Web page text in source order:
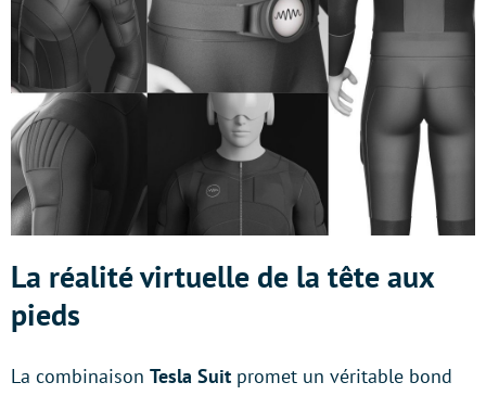
La réalité virtuelle de la tête aux
pieds
La combinaison Tesla Suit promet un véritable bond